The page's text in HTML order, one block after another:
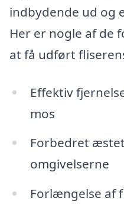
indbydende ud og
Her er nogle af de
at få udført
Effektiv
mos
Forbedret
omgivelserne
Forlængelse af